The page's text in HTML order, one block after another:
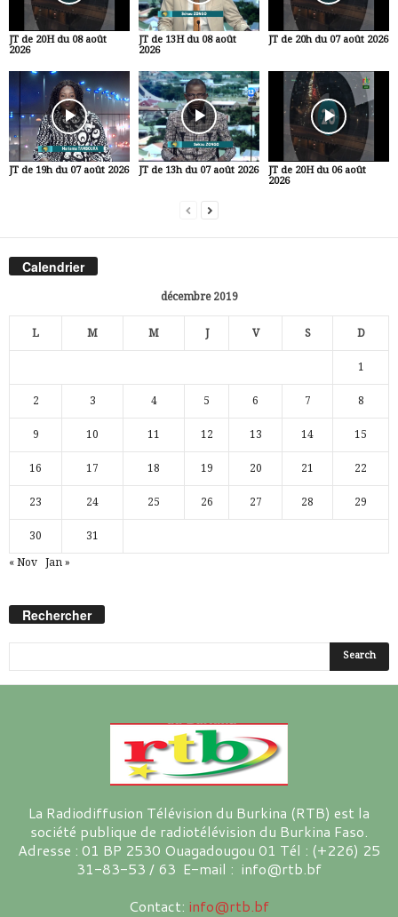
JT de 20H du 08 août
2026
JT de 13H du 08 août
2026
JT de 20h du 07 août 2026
JT de 19h du 07 août 2026 JT de 13h du 07 août 2026
JT de 20H du 06 août
2026
Calendrier
décembre 2019
L M M J V S D
1
2 3 4 5 6 7 8
9 10 11 12 13 14 15
16 17 18 19 20 21 22
23 24 25 26 27 28 29
30 31
« Nov Jan »
Rechercher
La Radiodiffusion Télévision du Burkina (RTB) est la
société publique de radiotélévision du Burkina Faso.
Adresse : 01 BP 2530 Ouagadougou 01 Tél : (+226) 25
31-83-53 / 63 E-mail : info@rtb.bf
Contact: info@rtb.bf